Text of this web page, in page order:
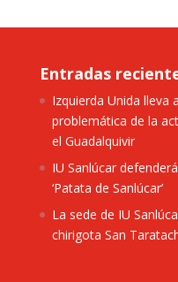
Entradas
Izquierda Unida lleva
problemática de la
el Guadalquivir
IU Sanlúcar
‘Patata de Sanlúcar’
La sede de IU
chirigota San